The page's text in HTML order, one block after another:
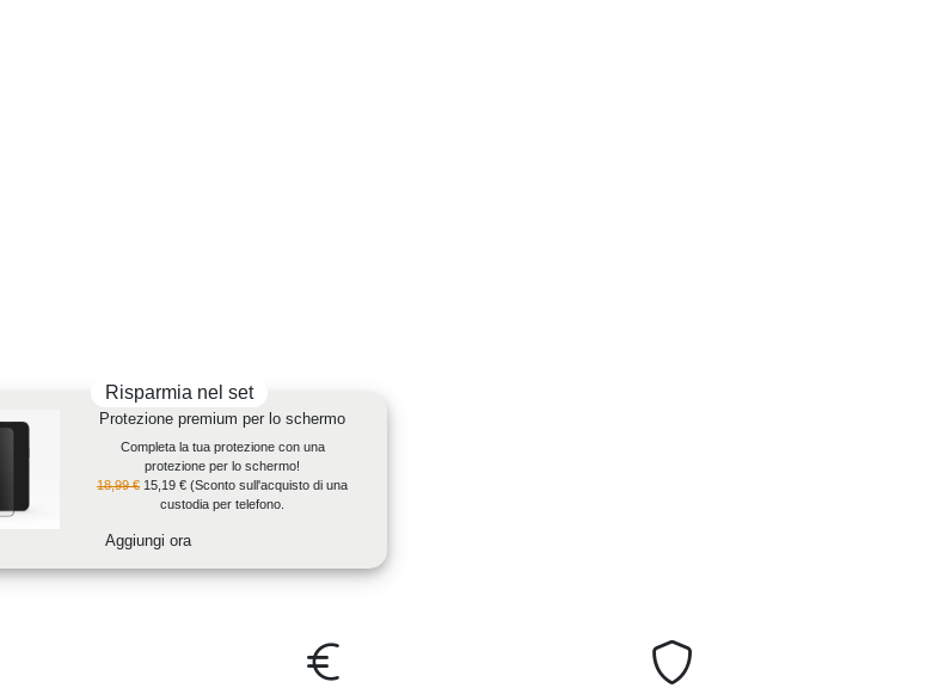
Risparmia nel set
Protezione premium per lo schermo
Completa la tua protezione con una
protezione per lo schermo!
18,99 € 15,19 € (Sconto sull'acquisto di una
custodia per telefono.
Aggiungi ora